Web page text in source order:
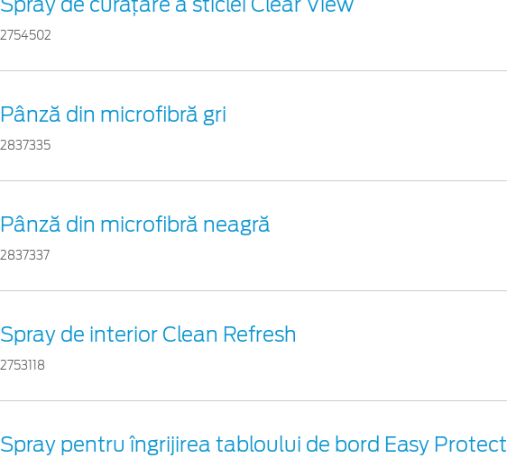
2754502
Pânză din microfibră gri
2837335
Pânză din microfibră neagră
2837337
Spray de interior Clean Refresh
2753118
Spray pentru îngrijirea tabloului de bord Easy Protect